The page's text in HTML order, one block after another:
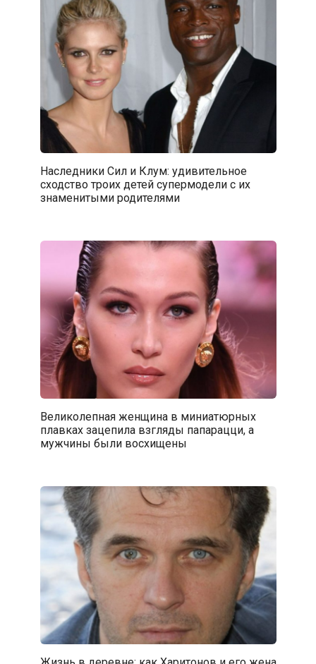
Наследники Сил и Клум: удивительное
сходство троих детей супермодели с их
знаменитыми родителями
Великолепная женщина в миниатюрных
плавках зацепила взгляды папарацци, а
мужчины были восхищены